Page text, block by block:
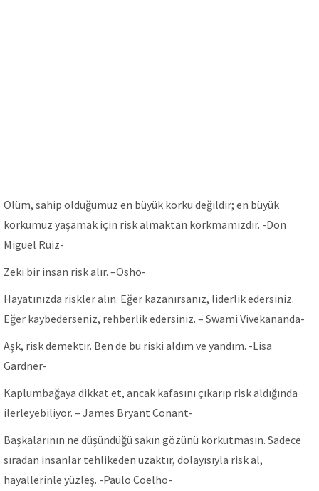
Ölüm, sahip olduğumuz en büyük korku değildir; en büyük
korkumuz yaşamak için risk almaktan korkmamızdır. -Don
Miguel Ruiz-
Zeki bir insan risk alır. –Osho-
Hayatınızda riskler alın. Eğer kazanırsanız, liderlik edersiniz.
Eğer kaybederseniz, rehberlik edersiniz. – Swami Vivekananda-
Aşk, risk demektir. Ben de bu riski aldım ve yandım. -Lisa
Gardner-
Kaplumbağaya dikkat et, ancak kafasını çıkarıp risk aldığında
ilerleyebiliyor. – James Bryant Conant-
Başkalarının ne düşündüğü sakın gözünü korkutmasın. Sadece
sıradan insanlar tehlikeden uzaktır, dolayısıyla risk al,
hayallerinle yüzleş. -Paulo Coelho-